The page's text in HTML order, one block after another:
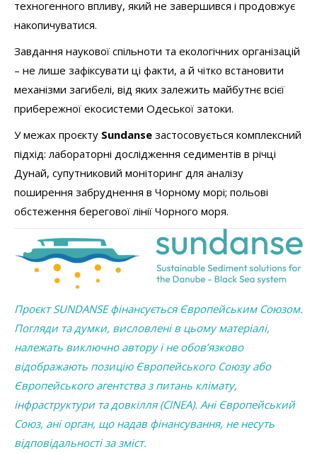
техногенного впливу, який не завершився і продовжує
накопичуватися.
Завдання наукової спільноти та екологічних організацій
– не лише зафіксувати ці факти, а й чітко встановити
механізми загибелі, від яких залежить майбутнє всієї
прибережної екосистеми Одеської затоки.
У межах проєкту Sundanse застосовується комплексний
підхід: лабораторні дослідження седиментів в річці
Дунай, супутниковий моніторинг для аналізу
поширення забруднення в Чорному морі; польові
обстеження берегової лінії Чорного моря.
Проєкт SUNDANSE фінансується Європейським Союзом.
Погляди та думки, висловлені в цьому матеріалі,
належать виключно автору і не обов’язково
відображають позицію Європейського Союзу або
Європейського агентства з питань клімату,
інфраструктури та довкілля (CINEA). Ані Європейський
Союз, ані орган, що надав фінансування, не несуть
відповідальності за зміст.